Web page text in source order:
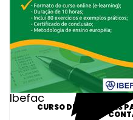
Ibefac
CURSO DE PROVISÕES